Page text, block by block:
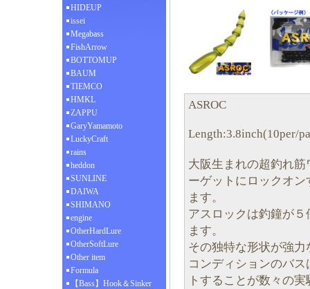
HIDEUP
issei
Megabass
FishArrow
BOTTOMUP
BAUM
TIEMCO
HMKL
ZAPPU
GaryYamamoto
LuckyCraft
rains
heddon
SUNLINE
DAIWA
SHIMANO
engine
OtherHardLure
OtherSoftLure
Other item
Formula
【Bass】Hook＆Sinker
ASROC
Length:3.8inch(10per/
大阪生まれの超釣れ
ーゲットにロックオ
ます。
アスロックは釣鐘が
ます。
その独特な形状が強
コンディションのバ
トすることが数々の